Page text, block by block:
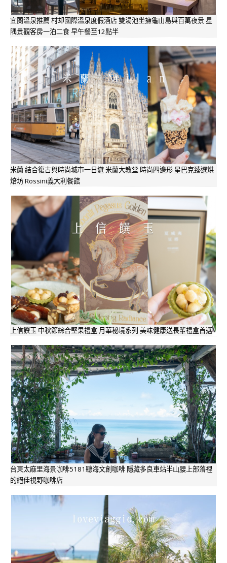
宜蘭溫泉推薦 村却國際溫泉度假酒店 雙湯池坐擁龜山島與百萬夜景 星
隅景觀客房一泊二食 早午餐至12點半
米蘭 結合復古與時尚城市一日遊 米蘭大教堂 時尚四邊形 星巴克臻選烘
焙坊 Rossini義大利餐館
上信饌玉 中秋節綜合堅果禮盒 月華秘境系列 美味健康送長輩禮盒首選
台東太麻里海景咖啡5181聽海文創咖啡 隱藏多良車站半山腰上部落裡
的絕佳視野咖啡店